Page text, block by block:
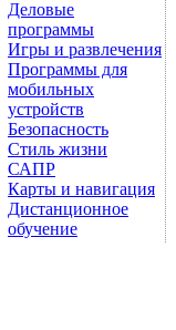
Деловые
программы
Игры и развлечения
Программы для
мобильных
устройств
Безопасность
Стиль жизни
САПР
Карты и навигация
Дистанционное
обучение